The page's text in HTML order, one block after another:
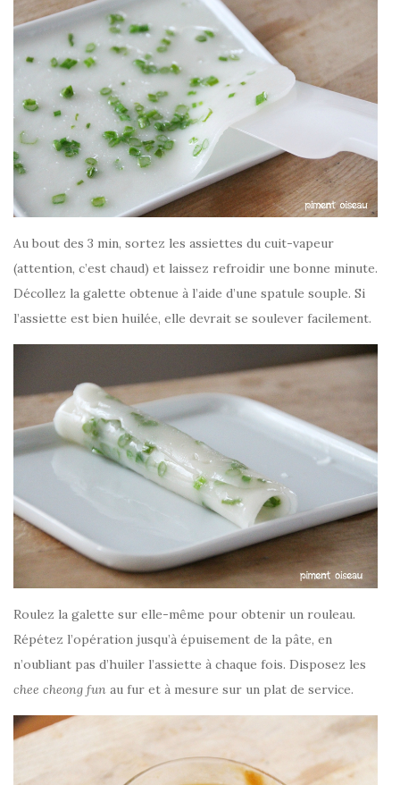
Au bout des 3 min, sortez les assiettes du cuit-vapeur
(attention, c’est chaud) et laissez refroidir une bonne minute.
Décollez la galette obtenue à l’aide d’une spatule souple. Si
l’assiette est bien huilée, elle devrait se soulever facilement.
Roulez la galette sur elle-même pour obtenir un rouleau.
Répétez l’opération jusqu’à épuisement de la pâte, en
n’oubliant pas d’huiler l’assiette à chaque fois. Disposez les
chee cheong fun au fur et à mesure sur un plat de service.